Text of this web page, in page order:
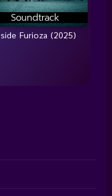
Soundtrack
Furioza (2025)